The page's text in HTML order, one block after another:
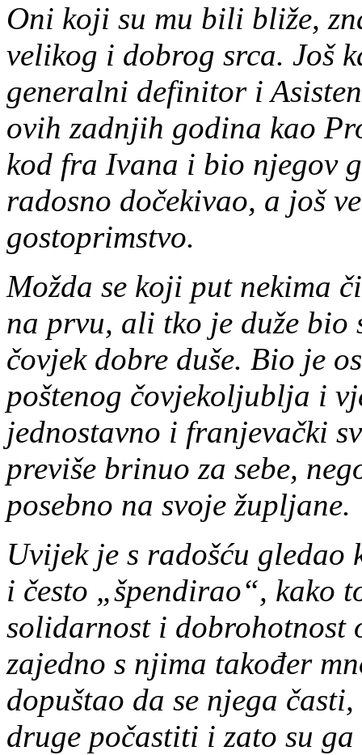
Oni koji su mu bili bliže,
velikog i dobrog srca. Još
generalni definitor i
ovih zadnjih godina kao
kod fra Ivana i bio njegov
radosno dočekivao, a još
gostoprimstvo.
Možda se koji put nekima
na prvu, ali tko je duže
čovjek dobre duše. Bio je
poštenog čovjekoljublja i
jednostavno i franjevački
previše brinuo za sebe,
posebno na svoje župljane.
Uvijek je s radošću
i često „špendirao“, kako
solidarnost i dobrohotnost
zajedno s njima također
dopuštao da se njega
druge počastiti i zato su